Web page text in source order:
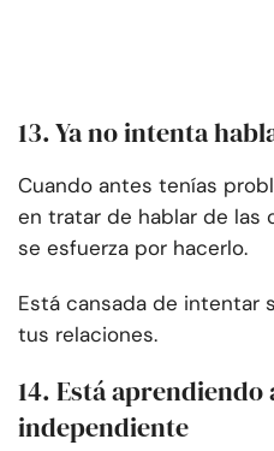
13. Ya no intenta
Cuando antes tenías
en tratar de hablar de las
se esfuerza por hacerlo.
Está cansada de intentar
tus relaciones.
14. Está aprendiendo
independiente